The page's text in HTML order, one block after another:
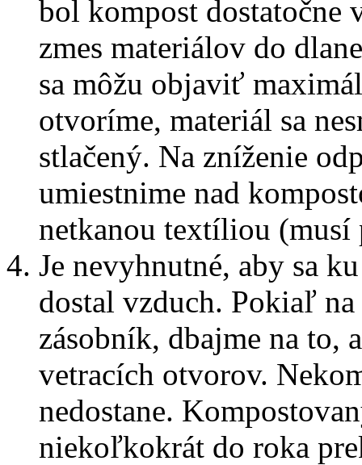
bol kompost dostatočne
zmes materiálov do
sa môžu objaviť
otvoríme, materiál sa
stlačený. Na zníženie
umiestnime nad
netkanou textíliou
Je nevyhnutné, aby sa
dostal vzduch. Pokiaľ
zásobník, dbajme na to,
vetracích otvorov.
nedostane.
niekoľkokrát do roka